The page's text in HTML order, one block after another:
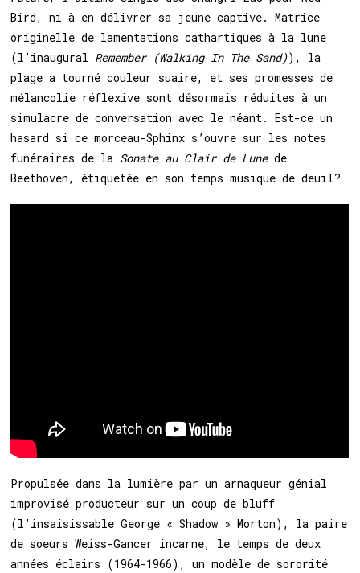
Bird, ni à en délivrer sa jeune captive. Matrice
originelle de lamentations cathartiques à la lune
(l’inaugural Remember (Walking In The Sand)), la
plage a tourné couleur suaire, et ses promesses de
mélancolie réflexive sont désormais réduites à un
simulacre de conversation avec le néant. Est-ce un
hasard si ce morceau-Sphinx s’ouvre sur les notes
funéraires de la Sonate au Clair de Lunede
Beethoven, étiquetée en son temps musique de deuil?
Propulsée dans la lumière par un arnaqueur génial
improvisé producteur sur un coup de bluff
(l’insaisissable George « Shadow » Morton), la paire
de soeurs Weiss-Gancer incarne, le temps de deux
années éclairs (1964-1966), un modèle de sororité